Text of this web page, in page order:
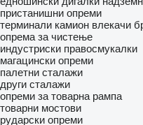
пристанишни опреми
терминали камион влекачи
опрема за чистење
индустриски правосмукалки
магацински опреми
палетни сталажи
други сталажи
опреми за товарна рампа
товарни мостови
рударски опреми